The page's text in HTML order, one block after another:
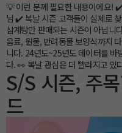
💡 이런 분께 필요한 내용이에요!
님 ✔️ 복날 시즌 고객들이 실제로
삼계탕만 판매되는 시즌이 아닙니
음료, 원물, 반려동물 보양식까지
니다. 24년도~25년도 데이터를 바
다. 👀 복날 관심은 더 빨라지고
S/S 시즌, 주
드